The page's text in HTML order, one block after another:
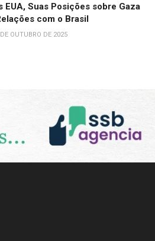
EUA, Suas Posições sobre Gaza
com o Brasil
OUTUBRO DE 2025